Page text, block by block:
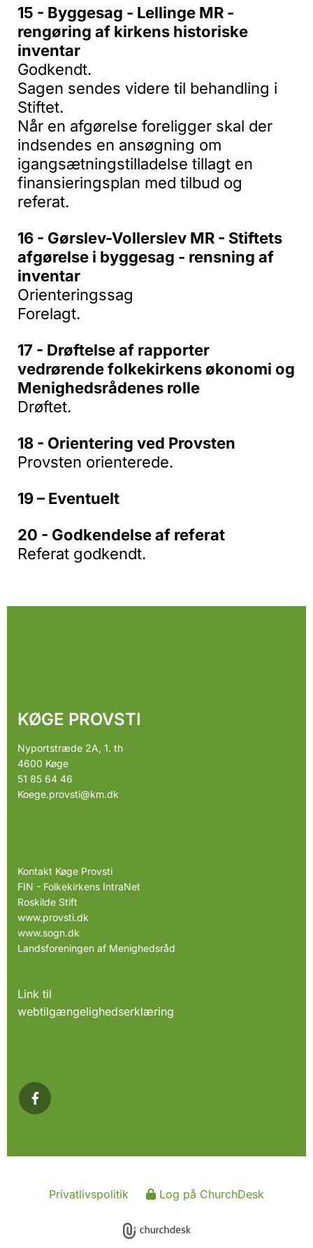
15 - Byggesag - Lellinge MR -
rengøring af kirkens historiske
inventar
Godkendt.
Sagen sendes videre til behandling i
Stiftet.
Når en afgørelse foreligger skal der
indsendes en ansøgning om
igangsætningstilladelse tillagt en
finansieringsplan med tilbud og
referat.
16 - Gørslev-Vollerslev MR - Stiftets
afgørelse i byggesag - rensning af
inventar
Orienteringssag
Forelagt.
17 - Drøftelse af rapporter
vedrørende folkekirkens økonomi og
Menighedsrådenes rolle
Drøftet.
18 - Orientering ved Provsten
Provsten orienterede.
19 – Eventuelt
20 - Godkendelse af referat
Referat godkendt.
KØGE PROVSTI
Nyportstræde 2A, 1. th
4600 Køge
51 85 64 46
Koege.provsti@km.dk
Kontakt Køge Provsti
FIN - Folkekirkens IntraNet
Roskilde Stift
www.provsti.dk
www.sogn.dk
Landsforeningen af Menighedsråd
Link til
webtilgængelighedserklæring
Privatlivspolitik Log på ChurchDesk